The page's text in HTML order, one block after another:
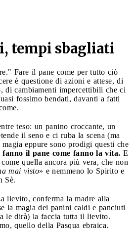
tempi sbagliati
Fare il pane come per tutto ciò
è questione di azioni e attese, di
di cambiamenti impercettibili che ci
fossimo bendati, davanti a fatti
teso: un panino croccante, un
il seno e ci ruba la scena (ma
eppure sono prodigi questi che
fanno il pane come fanno la vita. E
quella ancora più vera, che non
mai visto» e nemmeno lo Spirito e
Sè.
lievito, conferma la madre alla
la magia dei panini caldi e panciuti
le dirà) la faccia tutta il lievito.
quello della Pasqua ebraica.